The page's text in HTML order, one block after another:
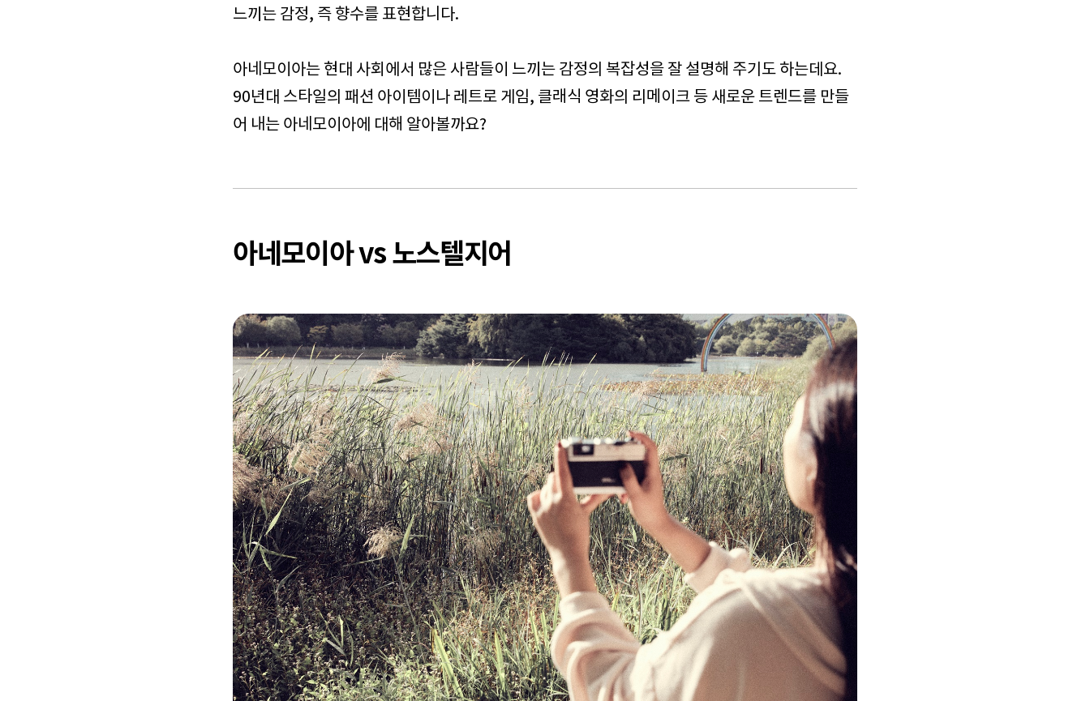
느끼는 감정, 즉 향수를 표현합니다.
아네모이아는 현대 사회에서 많은 사람들이 느끼는 감정의 복잡성을 잘 설명해 주기도 하는데요.
90년대 스타일의 패션 아이템이나 레트로 게임, 클래식 영화의 리메이크 등 새로운 트렌드를 만들
어 내는 아네모이아에 대해 알아볼까요?
아네모이아 vs 노스텔지어